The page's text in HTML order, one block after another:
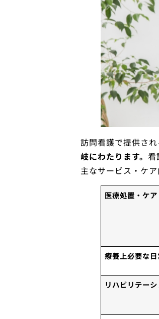
訪問看護で提供され
岐にわたります。 看
主なサービス・ケア
医療処置・ケア
療養上必要な
リハビリテー